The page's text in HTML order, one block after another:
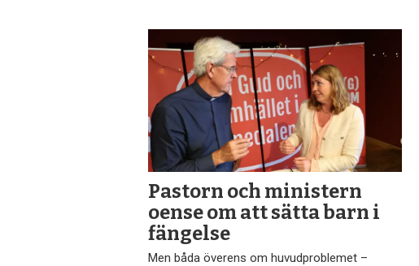
Pastorn och ministern
oense om att sätta barn i
fängelse
Men båda överens om huvudproblemet –